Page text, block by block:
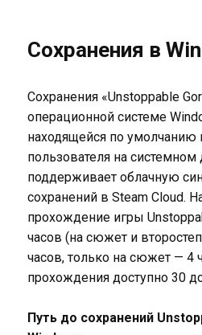
Сохранения в
Сохранения «Unstoppable
операционной системе
находящейся по умолчанию
пользователя на системном
поддерживает облачную
сохранений в Steam Cloud.
прохождение игры
часов (на сюжет и
часов, только на сюжет — 4
прохождения доступно 30
Путь до сохранений